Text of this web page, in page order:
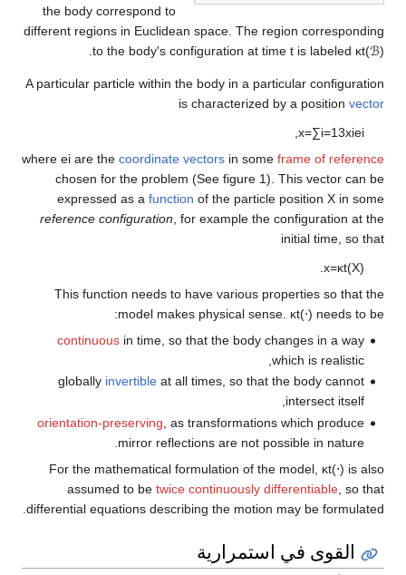
the body correspond to
different regions in Euclidean space. The
to the body's configuration at time
.
A particular particle within the body in a
is characterized
whereeiare thecoordinate vectorsin some
chosen for the problem (See figure 1).
expressed as afunctionof the particle
reference configuration, for example the
This function needs to have various
model makes physical sense.
continuousin time, so that the body
globallyinvertibleat all times, so that
orientation-preserving , as transformations
mirror reflections are not
For the mathematical formulation of the
assumed to betwice continuously
differential equations describing the motion
استمرارية